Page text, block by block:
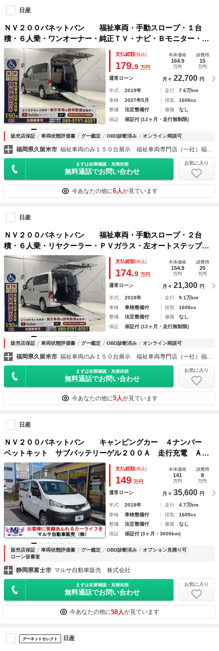
日産
ＮＶ２００バネットバン 福祉車両・手動スロープ・１台
積・６人乗・ワンオーナー・純正ＴＶ・ナビ・Ｂモニター・左
オーステップ・リヤクーラー・車イス後退防止ベルトサード・
電動車イス固定装置・左右スライドドア・スマートキー・禁煙
車
支払総額(税込)
179.9 万円
本体価格
164.9
万円
諸費用
15
万円
通常ローン 月々 22,700 円
年式 2019年 走行
7.6万km
車検
2027年5月 排気
1600cc
整備
法定整備付 修復
なし
保証
保証付 (12ヶ月・走行無制限)
販売店保証 車両状態評価書 グー鑑定 OBD診断済み オンライン商談可
福岡県久留米市
まずは在庫確認・見積依頼
無料通話でお問い合わせ
お気に入り
今あなたの他に6人が見ています
日産
ＮＶ２００バネットバン 福祉車両・手動スロープ・２台
積・６人乗・リヤクーラー・ＰＶガラス・左オートステップ・
アシストグリップ・メモリーナビ・Ｂカメラ・ＥＴＣ・電動ウ
ィンチセカンド・車椅子後退防止ベルトサード・ラッシングベ
ルト
支払総額(税込)
174.9 万円
本体価格
154.9
万円
諸費用
20
万円
通常ローン 月々 21,300 円
年式 2018年 走行
9.1万km
車検
車検整備付 排気
1600cc
整備
法定整備付 修復
なし
保証
保証付 (12ヶ月・走行無制限)
販売店保証 車両状態評価書 グー鑑定 OBD診断済み オンライン商談可
福岡県久留米市
まずは在庫確認・見積依頼
無料通話でお問い合わせ
お気に入り
今あなたの他に5人が見ています
日産
ＮＶ２００バネットバン キャンピングカー ４ナンバー
ベットキット サブバッテリーゲル２００Ａ 走行充電 ＡＣ
チャージ 室内エアコン 外部電源 ＥＴＣ バックカメラ
ナビ ＴＶ キーレスエントリー
支払総額(税込)
149 万円
本体価格
141
万円
諸費用
8
万円
通常ローン 月々 35,600 円
年式 2018年 走行
4.7万km
車検
車検整備付 排気
1600cc
整備
法定整備付 修復
なし
保証
保証付 (3ヶ月・3000km)
販売店保証 車両状態評価書 グー鑑定 OBD診断済み
オプション見積り可
ローン仮審査
静岡県富士市 マルサ自動車販売 株式会社
まずは在庫確認・見積依頼
無料通話でお問い合わせ
お気に入り
今あなたの他に58人が見ています
グーネットセレクト 日産